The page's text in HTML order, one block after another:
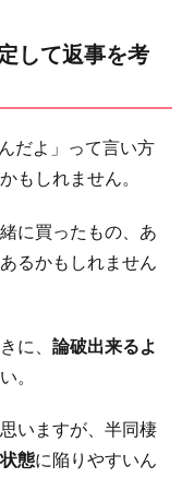
して返事を考
だよ」って言い方
かもしれません。
に買ったもの、あ
るかもしれません
に、 論破出来るよ
。
いますが、半同棲
態に陥りやすいん